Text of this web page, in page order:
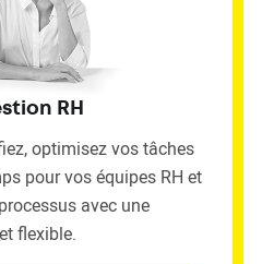
RH
optimisez vos tâches
pour vos équipes RH et
avec une
flexible.